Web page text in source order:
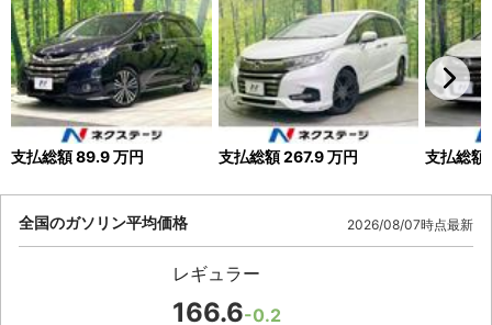
支払総額89.9万円 支払総額267.9万円 支払総額
全国のガソリン平均価格 2026/08/07時点最新
レギュラー
166.6-0.2